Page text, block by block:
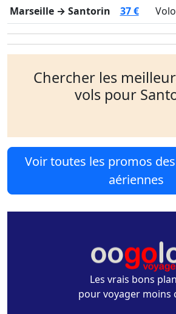
Marseille → Santorin
37 €
Chercher les
vols pour
Voir toutes les promos
aériennes
Les vrais bons
pour voyager moins